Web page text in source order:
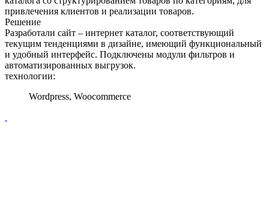
привлечения клиентов и реализации товаров.
Решение
Разработали сайт – интернет каталог, соответствующий
текущим тенденциями в дизайне, имеющий функциональный
и удобный интерфейс. Подключены модули фильтров и
автоматизированных выгрузок.
технологии:
Wordpress, Woocommerce